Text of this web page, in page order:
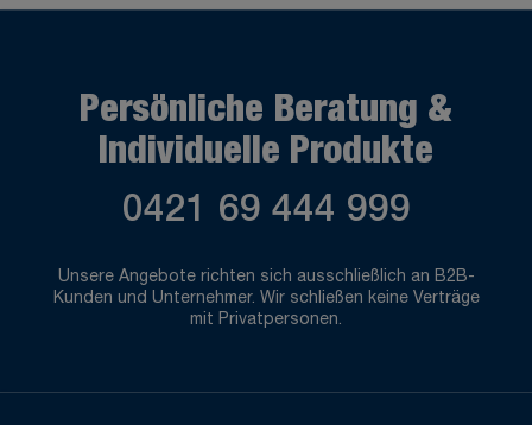
Persönliche Beratung &
Individuelle Produkte
0421 69 444 999
Unsere Angebote richten sich ausschließlich an B2B-
Kunden und Unternehmer. Wir schließen keine Verträge
mit Privatpersonen.